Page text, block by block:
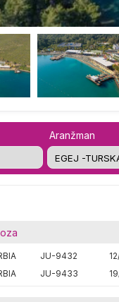
Aranžman
JU-9432
JU-9433